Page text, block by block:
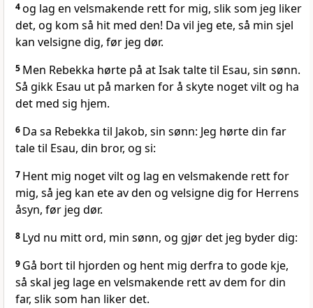
4og lag en velsmakende rett for mig, slik som jeg liker
det, og kom så hit med den! Da vil jeg ete, så min sjel
kan velsigne dig, før jeg dør.
5 Men Rebekka hørte på at Isak talte til Esau, sin sønn.
Så gikk Esau ut på marken for å skyte noget vilt og ha
det med sig hjem.
6 Da sa Rebekka til Jakob, sin sønn: Jeg hørte din far
tale til Esau, din bror, og si:
7 Hent mig noget vilt og lag en velsmakende rett for
mig, så jeg kan ete av den og velsigne dig for Herrens
åsyn, før jeg dør.
8 Lyd nu mitt ord, min sønn, og gjør det jeg byder dig:
9 Gå bort til hjorden og hent mig derfra to gode kje,
så skal jeg lage en velsmakende rett av dem for din
far, slik som han liker det.